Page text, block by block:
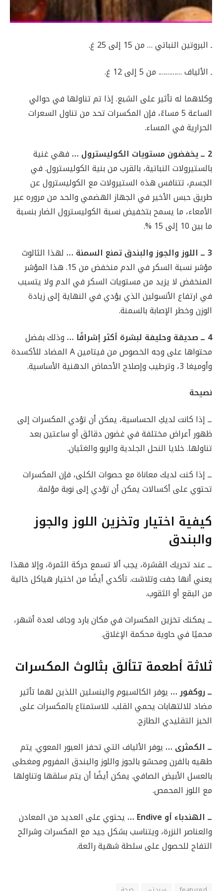
ـ البروتين النباتي … من 15 إلى 25 غ.
ـ الألياف …………. من 5 إلى 12 غ.
وكلاهما له تأثير على الشبع. إذا تم تناولها في حوالي
الساعة 5 مساءً، فإن المكسرات تحد من تناول السعرات
الحرارية في المساء.
2 ــ يخفضون مستويات الكوليسترول …
فهي غنية
بالستيرولات النباتية، بالقرب من بنية الكوليسترول. في
الجسم، تتنافس هذه الستيرولات مع الكوليسترول عن
طريق حبس الأخير في الجهاز الهضمي والحد من مروره عبر
الأمعاء، ما يسمح بتخفيض نسبة الكوليسترول الضار بنسبة
ما بين 10 إلى 15 %.
3 ــ اللوز والجوز والبندق تمنع السمنة …
لهذا الثالوث
مؤشر نسبة السكر في الدم منخفض من 15. هذا المؤشر
المنخفض لا يزيد من مستويات السكر في الدم ولا يتسبب
في ارتفاع الأنسولين الذي يؤدي في النهاية إلى زيادة
الوزن وخطر الإصابة بالسمنة.
4 ــ صديقة وحليفة لبشرة أكثر إشراقًا …
وذلك بفضل
محتواها على وجه الخصوص من فيتامين A المضاد للأكسدة
وأوميغا 3، وترطيب وإصلاح الأحماض الدهنية الأساسية.
نصيحة
ــ إذا كانت لديكِ الحساسية، يمكن أن تؤدي المكسرات إلى
ظهور أعراض مختلفة في غضون دقائق أو ساعتين بعد
تناولها. خلايا النحل الجلدية والربو والغثيان.
ــ إذا كنت لديك معاناة مع حصوات الكلى، فإن المكسرات
تحتوي على أكسالات يمكن أن تؤدي إلى نوبة مؤلمة.
كيفية اختيار وتخزين اللوز والجوز
والبندق
ــ عند تحريك القشرة، يجب ألا تسمع حركة الثمرة، وإلا فهذا
يعني أنها جفت وتلاشت. تأكدي أيضًا من اختيار هياكل خالية
من البقع أو الثقوب.
ــ يمكنك تخزين المكسرات في مكان بارد وجاف لعدة أشهر،
محميًا في حاوية محكمة الإغلاق.
ثلاثة أطعمة تتألق بثالوث المكسرات
ــ روكفور … يوفر الكالسيوم والبنسلين اللذين لهما تأثير
مضاد للالتهابات يحمي القلب. للاستمتاع بالمكسرات على
الخبز التقليدي الطازج.
ــ الكمثرى … يوفر الألياف التي تحفز العبور المعوي. يتم
طهيه بالفرن ومحشو بالجوز واللوز والبندق المفروم ومغطى
بالعسل الأبيض الصافي. يمكن أيضًا أن يتم سلقها وتناولها
مع اللوز المحمص.
ــ الهندباء أو Endive
… يحتوي على العديد من المعادن
والعناصر النزرة، ويتناسب بشكل جيد مع المكسرات وشرائح
التفاح للحصول على سلطة شهية رائعة.